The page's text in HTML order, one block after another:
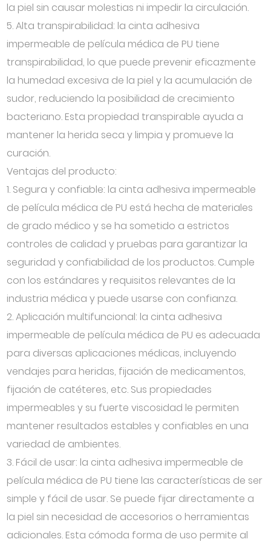
la piel sin causar molestias ni impedir la circulación.
5. Alta transpirabilidad: la cinta adhesiva
impermeable de película médica de PU tiene
transpirabilidad, lo que puede prevenir eficazmente
la humedad excesiva de la piel y la acumulación de
sudor, reduciendo la posibilidad de crecimiento
bacteriano. Esta propiedad transpirable ayuda a
mantener la herida seca y limpia y promueve la
curación.
Ventajas del producto:
1. Segura y confiable: la cinta adhesiva impermeable
de película médica de PU está hecha de materiales
de grado médico y se ha sometido a estrictos
controles de calidad y pruebas para garantizar la
seguridad y confiabilidad de los productos. Cumple
con los estándares y requisitos relevantes de la
industria médica y puede usarse con confianza.
2. Aplicación multifuncional: la cinta adhesiva
impermeable de película médica de PU es adecuada
para diversas aplicaciones médicas, incluyendo
vendajes para heridas, fijación de medicamentos,
fijación de catéteres, etc. Sus propiedades
impermeables y su fuerte viscosidad le permiten
mantener resultados estables y confiables en una
variedad de ambientes.
3. Fácil de usar: la cinta adhesiva impermeable de
película médica de PU tiene las características de ser
simple y fácil de usar. Se puede fijar directamente a
la piel sin necesidad de accesorios o herramientas
adicionales. Esta cómoda forma de uso permite al